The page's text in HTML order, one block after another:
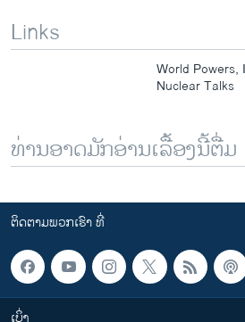
Links
World Powers,
Nuclear Talks
ທ່ານອາດມັກອ່ານເລື້ອງນີ້ຕື່ມ
ຕິດຕາມພວກເຮົາ ທີ່